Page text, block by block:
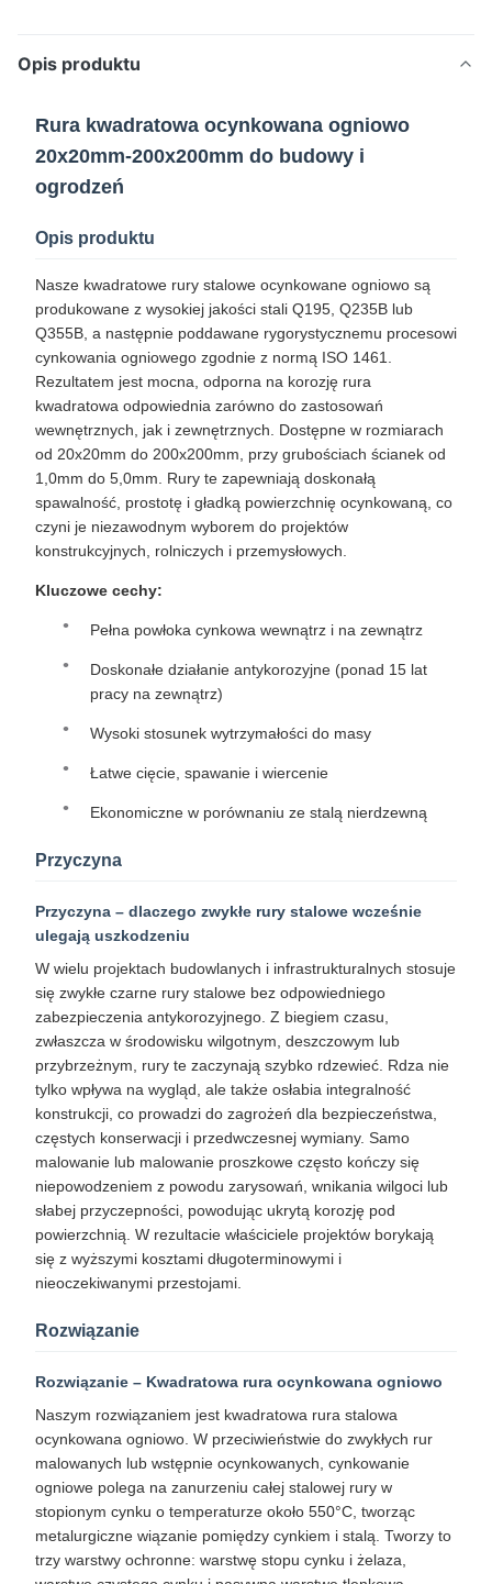
Opis produktu
Rura kwadratowa ocynkowana ogniowo
20x20mm-200x200mm do budowy i
ogrodzeń
Opis produktu
Nasze kwadratowe rury stalowe ocynkowane ogniowo są
produkowane z wysokiej jakości stali Q195, Q235B lub
Q355B, a następnie poddawane rygorystycznemu procesowi
cynkowania ogniowego zgodnie z normą ISO 1461.
Rezultatem jest mocna, odporna na korozję rura
kwadratowa odpowiednia zarówno do zastosowań
wewnętrznych, jak i zewnętrznych. Dostępne w rozmiarach
od 20x20mm do 200x200mm, przy grubościach ścianek od
1,0mm do 5,0mm. Rury te zapewniają doskonałą
spawalność, prostotę i gładką powierzchnię ocynkowaną, co
czyni je niezawodnym wyborem do projektów
konstrukcyjnych, rolniczych i przemysłowych.
Kluczowe cechy:
Pełna powłoka cynkowa wewnątrz i na zewnątrz
Doskonałe działanie antykorozyjne (ponad 15 lat
pracy na zewnątrz)
Wysoki stosunek wytrzymałości do masy
Łatwe cięcie, spawanie i wiercenie
Ekonomiczne w porównaniu ze stalą nierdzewną
Przyczyna
Przyczyna – dlaczego zwykłe rury stalowe wcześnie
ulegają uszkodzeniu
W wielu projektach budowlanych i infrastrukturalnych stosuje
się zwykłe czarne rury stalowe bez odpowiedniego
zabezpieczenia antykorozyjnego. Z biegiem czasu,
zwłaszcza w środowisku wilgotnym, deszczowym lub
przybrzeżnym, rury te zaczynają szybko rdzewieć. Rdza nie
tylko wpływa na wygląd, ale także osłabia integralność
konstrukcji, co prowadzi do zagrożeń dla bezpieczeństwa,
częstych konserwacji i przedwczesnej wymiany. Samo
malowanie lub malowanie proszkowe często kończy się
niepowodzeniem z powodu zarysowań, wnikania wilgoci lub
słabej przyczepności, powodując ukrytą korozję pod
powierzchnią. W rezultacie właściciele projektów borykają
się z wyższymi kosztami długoterminowymi i
nieoczekiwanymi przestojami.
Rozwiązanie
Rozwiązanie – Kwadratowa rura ocynkowana ogniowo
Naszym rozwiązaniem jest kwadratowa rura stalowa
ocynkowana ogniowo. W przeciwieństwie do zwykłych rur
malowanych lub wstępnie ocynkowanych, cynkowanie
ogniowe polega na zanurzeniu całej stalowej rury w
stopionym cynku o temperaturze około 550°C, tworząc
metalurgiczne wiązanie pomiędzy cynkiem i stalą. Tworzy to
trzy warstwy ochronne: warstwę stopu cynku i żelaza,